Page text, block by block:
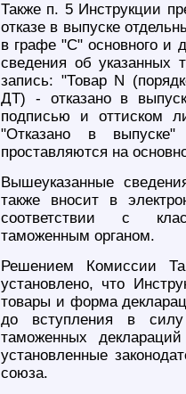
Также п. 5 Инструкции
отказе в выпуске
в графе "C" основного и
сведения об указанных
запись: "Товар N
ДТ) - отказано в
подписью и оттиском
"Отказано в
проставляются на
Вышеуказанные
также вносит в
соответствии с
таможенным органом.
Решением Комиссии
установлено, что
товары и форма
до вступления в
таможенных
установленные
союза.